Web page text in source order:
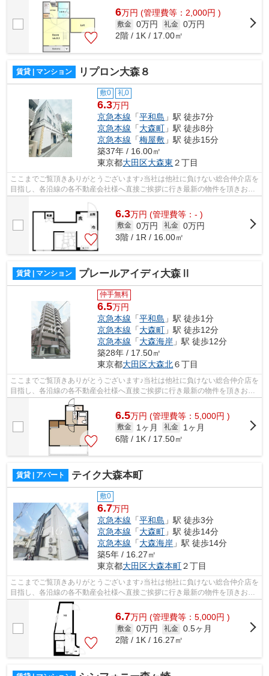
6万円 (管理費等：2,000円 )
敷金 0万円 礼金 0万円
2階 / 1K / 17.00㎡
賃貸 | マンション リプロン大森８
敷0 礼0
6.3万円
京急本線 「平和島 」駅 徒歩7分
京急本線 「大森町 」駅 徒歩8分
京急本線 「梅屋敷 」駅 徒歩15分
築37年 / 16.00㎡
東京都大田区大森東 ２丁目
ここまでご覧頂きありがとうございます♪当社は他社に負けない総合仲介店を
目指し、各沿線の各不動産会社様へ直接ご挨拶に行き最新の物件を頂きお客
6.3万円 (管理費等：- )
敷金 0万円 礼金 0万円
3階 / 1R / 16.00㎡
賃貸 | マンション プレールアイディ大森Ⅱ
仲手無料
6.5万円
京急本線 「平和島 」駅 徒歩1分
京急本線 「大森町 」駅 徒歩12分
京急本線 「大森海岸 」駅 徒歩12分
築28年 / 17.50㎡
東京都大田区大森北６丁目
ここまでご覧頂きありがとうございます♪当社は他社に負けない総合仲介店を
目指し、各沿線の各不動産会社様へ直接ご挨拶に行き最新の物件を頂きお客
様へ提供しております！最新の情報は...
6.5万円 (管理費等：5,000円 )
敷金 1ヶ月 礼金
1ヶ月
6階 / 1K / 17.50㎡
賃貸 | アパート テイク大森本町
敷0
6.7万円
京急本線 「平和島 」駅 徒歩3分
京急本線 「大森町 」駅 徒歩14分
京急本線 「大森海岸 」駅 徒歩14分
築5年 / 16.27㎡
東京都大田区大森本町２丁目
ここまでご覧頂きありがとうございます♪当社は他社に負けない総合仲介店を
目指し、各沿線の各不動産会社様へ直接ご挨拶に行き最新の物件を頂きお客
様へ提供しております！最新の情報は...
6.7万円 (管理費等：5,000円 )
敷金 0万円 礼金 0.5ヶ月
2階 / 1K / 16.27㎡